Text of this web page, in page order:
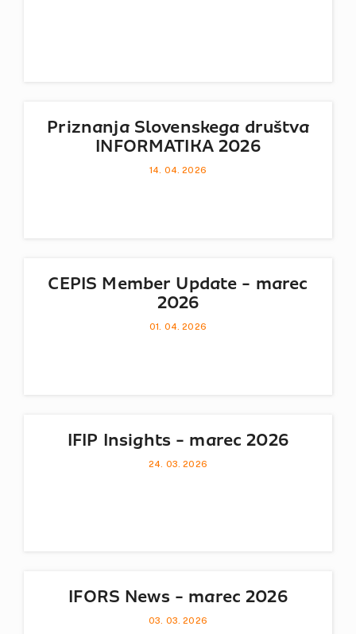
Priznanja Slovenskega društva
INFORMATIKA 2026
14. 04. 2026
CEPIS Member Update - marec
2026
01. 04. 2026
IFIP Insights - marec 2026
24. 03. 2026
IFORS News - marec 2026
03. 03. 2026